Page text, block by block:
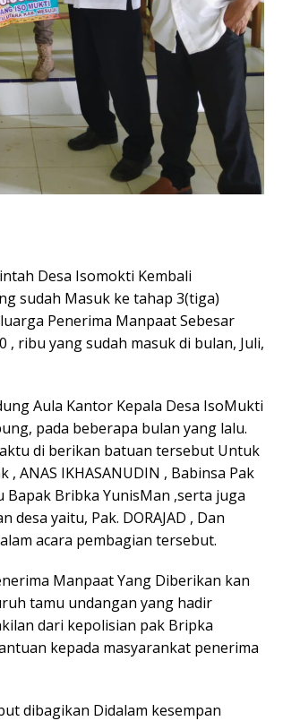
Desa Isomokti Kembali
sudah Masuk ke tahap 3(tiga)
Penerima Manpaat Sebesar
, ribu yang sudah masuk di bulan, Juli,
Aula Kantor Kepala Desa IsoMukti
pada beberapa bulan yang lalu.
di berikan batuan tersebut Untuk
ANAS IKHASANUDIN , Babinsa Pak
Bribka YunisMan ,serta juga
yaitu, Pak. DORAJAD , Dan
acara pembagian tersebut.
Manpaat Yang Diberikan kan
tamu undangan yang hadir
dari kepolisian pak Bripka
kepada masyarankat penerima
dibagikan Didalam kesempan